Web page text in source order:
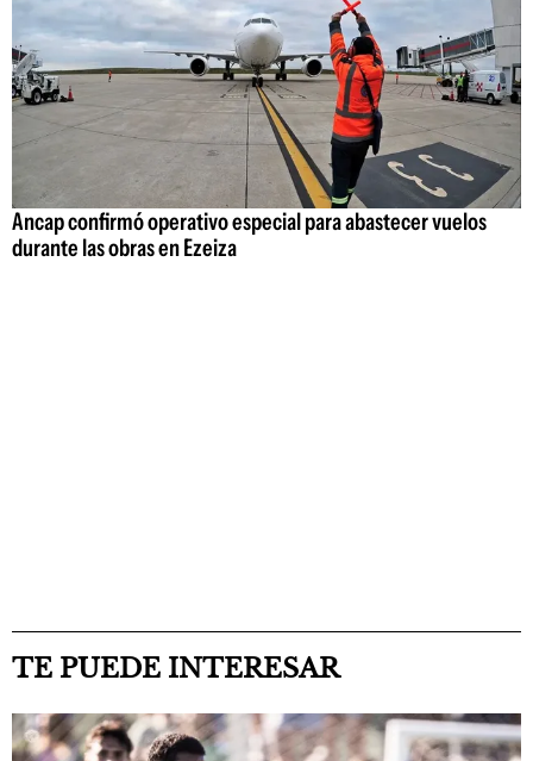
Ancap confirmó operativo especial para abastecer vuelos
durante las obras en Ezeiza
TE PUEDE INTERESAR